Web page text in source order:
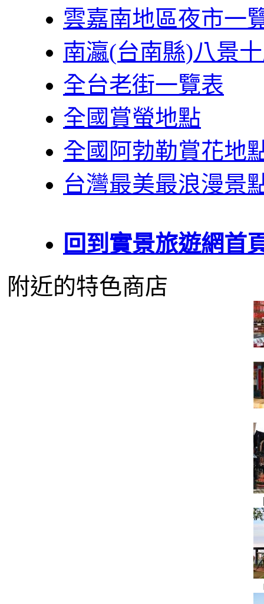
雲嘉南地區夜市一
南瀛(台南縣)八景
全台老街一覽表
全國賞螢地點
全國阿勃勒賞花地
台灣最美最浪漫景
回到實景旅遊網首
附近的特色商店